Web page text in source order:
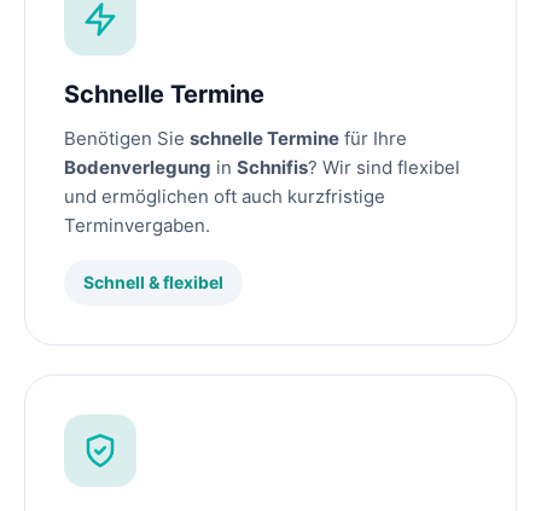
Schnelle Termine
Benötigen Sie schnelle Termine für Ihre
Bodenverlegung in Schnifis? Wir sind flexibel
und ermöglichen oft auch kurzfristige
Terminvergaben.
Schnell & flexibel